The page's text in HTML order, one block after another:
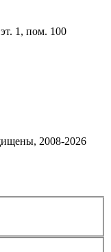
1, пом. 100
2008-2026